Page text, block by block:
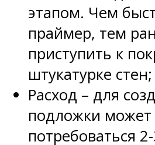
этапом. Чем
праймер, тем
приступить к
штукатурке стен;
Расход – для
подложки может
потребоваться